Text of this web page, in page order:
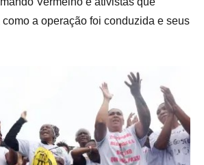
a operação foi conduzida e seus